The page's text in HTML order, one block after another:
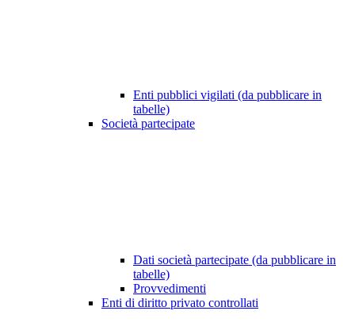
Enti pubblici vigilati (da pubblicare in
tabelle)
Società partecipate
Dati società partecipate (da pubblicare in
tabelle)
Provvedimenti
Enti di diritto privato controllati